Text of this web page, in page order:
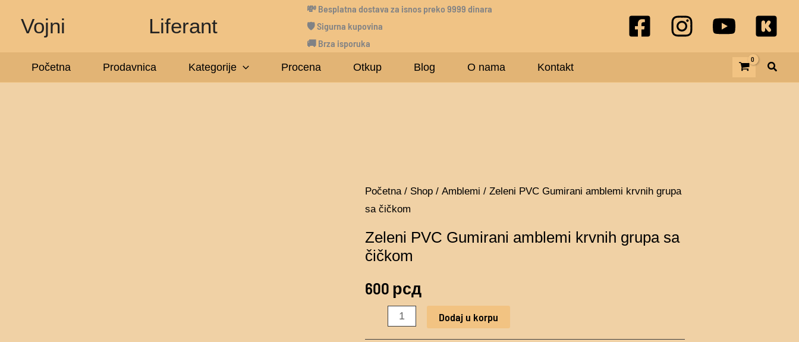
Vojni Liferant
💸 Besplatna dostava za isnos preko 9999 dinara
🛡 Sigurna kupovina
🚚 Brza isporuka
Početna Prodavnica Kategorije Procena Otkup Blog O nama Kontakt
Početna/ Shop /Amblemi / Zeleni PVC Gumirani amblemi krvnih grupa
sa čičkom
Zeleni PVC Gumirani amblemi krvnih grupa sa
čičkom
600 рсд
Zeleni
PVC
Gumirani
amblemi
grupa
čičkom
Dodaj u korpu
amblemi
krvnih